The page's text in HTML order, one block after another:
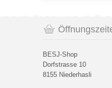
BESJ-Shop
Dorfstrasse 10
8155 Niederhasli